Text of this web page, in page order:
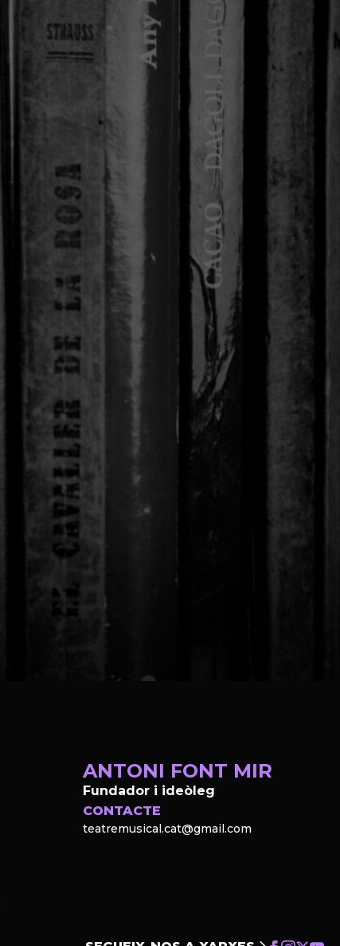
ANTONI FONT MIR
Fundador i ideòleg
CONTACTE
teatremusical.cat@gmail.com